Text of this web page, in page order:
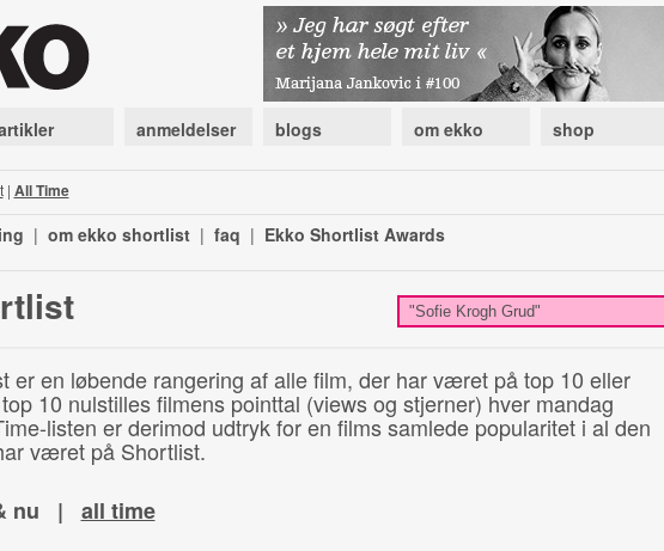
anmeldelser blogs om ekko shop
| All Time
| om ekko shortlist | faq | Ekko Shortlist Awards
er en løbende rangering af alle film, der har været på top 10 eller
10 nulstilles filmens pointtal (views og stjerner) hver mandag
listen er derimod udtryk for en films samlede popularitet i al den
været på Shortlist.
nu | all time